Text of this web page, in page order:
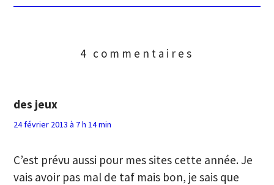
4 commentaires
des jeux
24 février 2013 à 7 h 14 min
C’est prévu aussi pour mes sites cette année. Je
vais avoir pas mal de taf mais bon, je sais que